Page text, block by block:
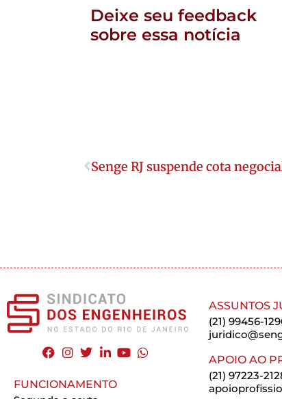
Deixe seu feedback
sobre essa notícia
Senge RJ suspende cota
FUNCIONAMENTO
ASSUNTOS
(21) 99456-
APOIO AO
(21) 97223-